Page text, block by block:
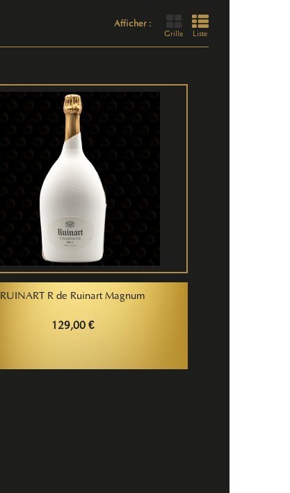
Afficher :
Grille Liste
RUINART R de Ruinart Magnum
129,00 €